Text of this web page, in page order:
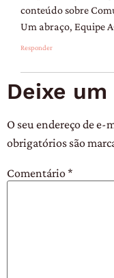
conteúdo sobre
Um abraço, Equipe
Responder
Deixe
O seu endereço de e-
obrigatórios são
Comentário*